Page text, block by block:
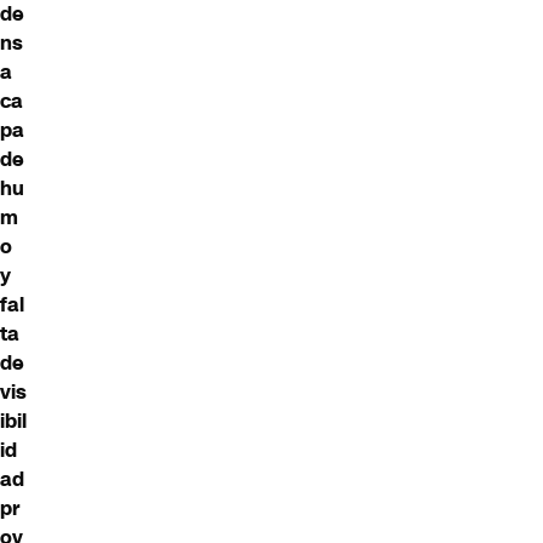
de
ns
a
ca
pa
de
hu
m
o
y
fal
ta
de
vis
ibil
id
ad
pr
ov